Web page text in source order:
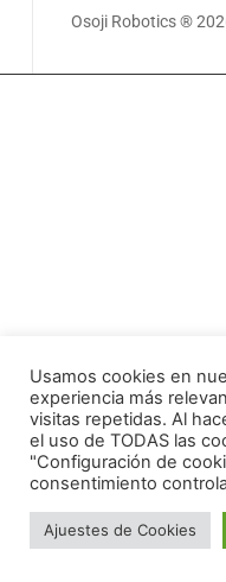
Osoji Robotics ®
Usamos cookies en
experiencia más
visitas repetidas. Al
el uso de TODAS las
"Configuración de
consentimiento
Ajuestes de Cookies